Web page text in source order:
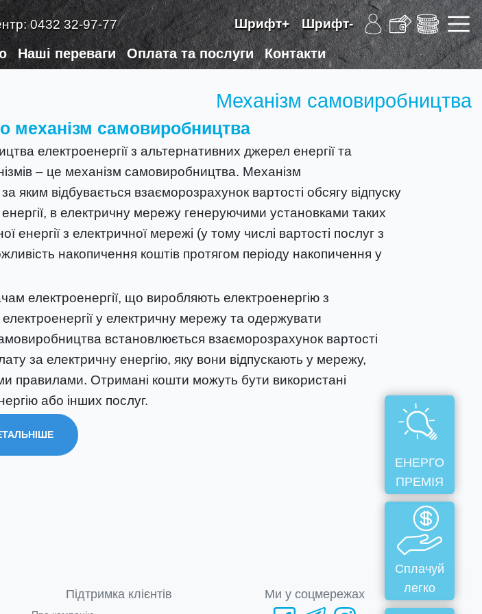
0432 32-97-77 Шрифт+ Шрифт-
Наші переваги Оплата та послуги Контакти
Механізм самовиробництва
механізм самовиробництва
електроенергії з альтернативних джерел енергії та
– це механізм самовиробництва. Механізм
відбувається взаєморозрахунок вартості обсягу відпуску
в електричну мережу генеруючими установками таких
з електричної мережі (у тому числі вартості послуг з
накопичення коштів протягом періоду накопичення у
електроенергії, що виробляють електроенергію з
у електричну мережу та одержувати
встановлюється взаєморозрахунок вартості
за електричну енергію, яку вони відпускають у мережу,
правилами. Отримані кошти можуть бути використані
або інших послуг.
Підтримка клієнтів Ми у соцмережах
Сплачуй
легко
ЕНЕРГО
ПРЕМІЯ